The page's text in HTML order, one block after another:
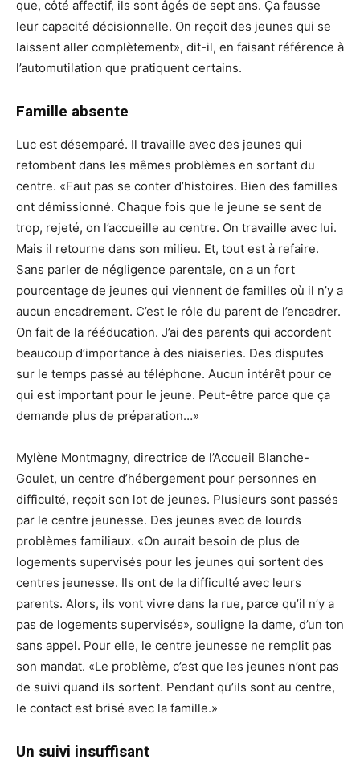
que, côté affectif, ils sont âgés de sept ans. Ça fausse
leur capacité décisionnelle. On reçoit des jeunes qui se
laissent aller complètement», dit-il, en faisant référence à
l’automutilation que pratiquent certains.
Famille absente
Luc est désemparé. Il travaille avec des jeunes qui
retombent dans les mêmes problèmes en sortant du
centre. «Faut pas se conter d’histoires. Bien des familles
ont démissionné. Chaque fois que le jeune se sent de
trop, rejeté, on l’accueille au centre. On travaille avec lui.
Mais il retourne dans son milieu. Et, tout est à refaire.
Sans parler de négligence parentale, on a un fort
pourcentage de jeunes qui viennent de familles où il n’y a
aucun encadrement. C’est le rôle du parent de l’encadrer.
On fait de la rééducation. J’ai des parents qui accordent
beaucoup d’importance à des niaiseries. Des disputes
sur le temps passé au téléphone. Aucun intérêt pour ce
qui est important pour le jeune. Peut-être parce que ça
demande plus de préparation…»
Mylène Montmagny, directrice de l’Accueil Blanche-
Goulet, un centre d’hébergement pour personnes en
difficulté, reçoit son lot de jeunes. Plusieurs sont passés
par le centre jeunesse. Des jeunes avec de lourds
problèmes familiaux. «On aurait besoin de plus de
logements supervisés pour les jeunes qui sortent des
centres jeunesse. Ils ont de la difficulté avec leurs
parents. Alors, ils vont vivre dans la rue, parce qu’il n’y a
pas de logements supervisés», souligne la dame, d’un ton
sans appel. Pour elle, le centre jeunesse ne remplit pas
son mandat. «Le problème, c’est que les jeunes n’ont pas
de suivi quand ils sortent. Pendant qu’ils sont au centre,
le contact est brisé avec la famille.»
Un suivi insuffisant